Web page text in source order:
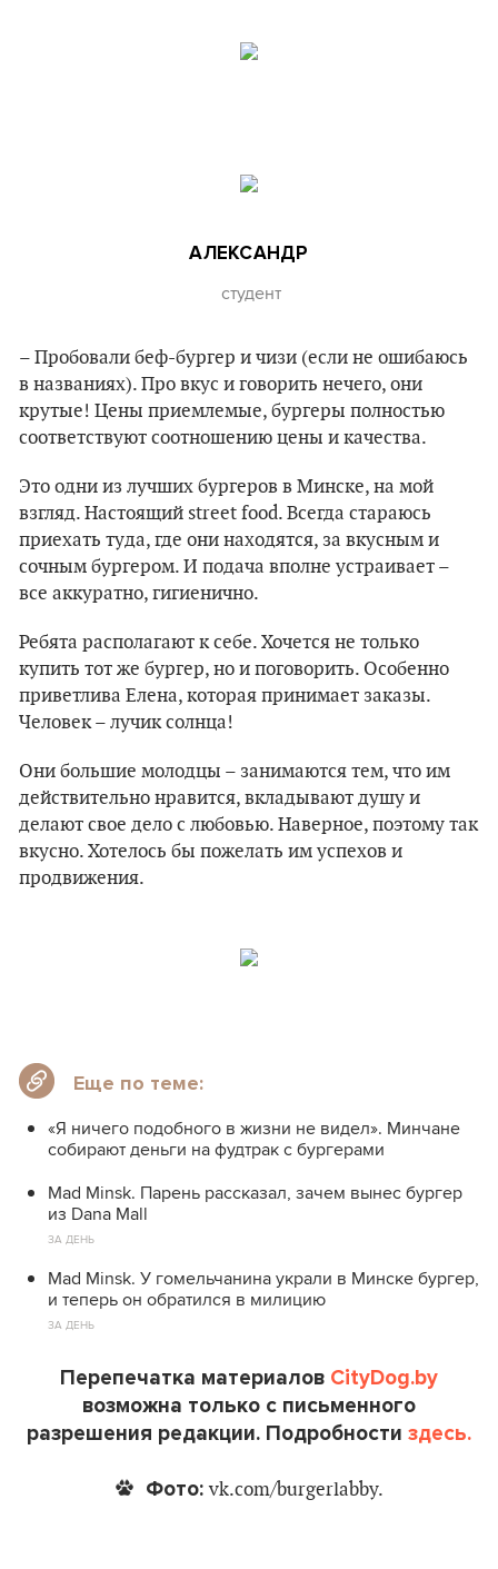
АЛЕКСАНДР
студент
– Пробовали беф-бургер и чизи (если не ошибаюсь
в названиях). Про вкус и говорить нечего, они
крутые! Цены приемлемые, бургеры полностью
соответствуют соотношению цены и качества.
Это одни из лучших бургеров в Минске, на мой
взгляд. Настоящий street food. Всегда стараюсь
приехать туда, где они находятся, за вкусным и
сочным бургером. И подача вполне устраивает –
все аккуратно, гигиенично.
Ребята располагают к себе. Хочется не только
купить тот же бургер, но и поговорить. Особенно
приветлива Елена, которая принимает заказы.
Человек – лучик солнца!
Они большие молодцы – занимаются тем, что им
действительно нравится, вкладывают душу и
делают свое дело с любовью. Наверное, поэтому так
вкусно. Хотелось бы пожелать им успехов и
продвижения.
Еще по теме:
«Я ничего подобного в жизни не видел». Минчане
собирают деньги на фудтрак с бургерами
Mad Minsk. Парень рассказал, зачем вынес бургер
из Dana Mall
ЗА ДЕНЬ
Mad Minsk. У гомельчанина украли в Минске бургер,
и теперь он обратился в милицию
ЗА ДЕНЬ
Перепечатка материалов CityDog.by
возможна только с письменного
разрешения редакции. Подробности здесь.
Фото:vk.com/burgerlabby.